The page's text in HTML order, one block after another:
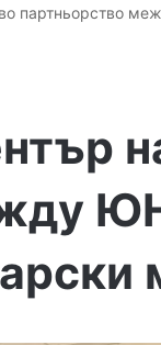
партньорство